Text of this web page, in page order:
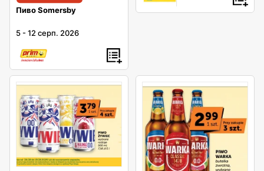
Пиво Somersby
5 -12 серп. 2026